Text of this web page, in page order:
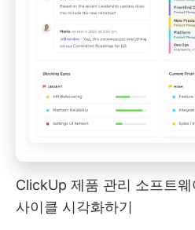
ClickUp 제품 관리 소프트
사이클 시각화하기